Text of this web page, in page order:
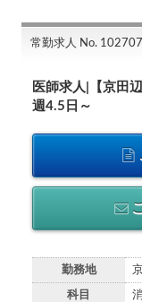
常勤求人 No.
医師求人|【京田
週4.5日～
勤務地
科目